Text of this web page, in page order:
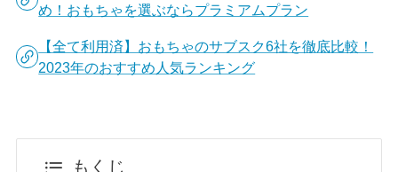
め！おもちゃを選ぶならプラミアムプラン
【全て利用済】おもちゃのサブスク6社を徹底比較！
2023年のおすすめ人気ランキング
もくじ